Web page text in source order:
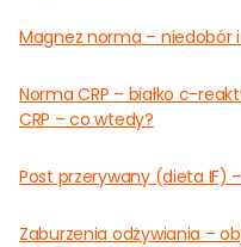
Magnez norma – niedobór
Norma CRP – białko c-
CRP – co wtedy?
Post przerywany (dieta IF)
Zaburzenia odżywiania –